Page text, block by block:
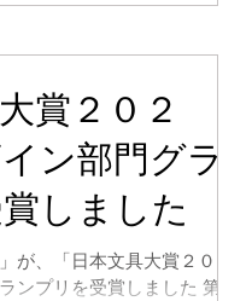
賞２０２
ン部門グラ
しました
が、「日本文具大賞２０２
ンプリを受賞しました 第30